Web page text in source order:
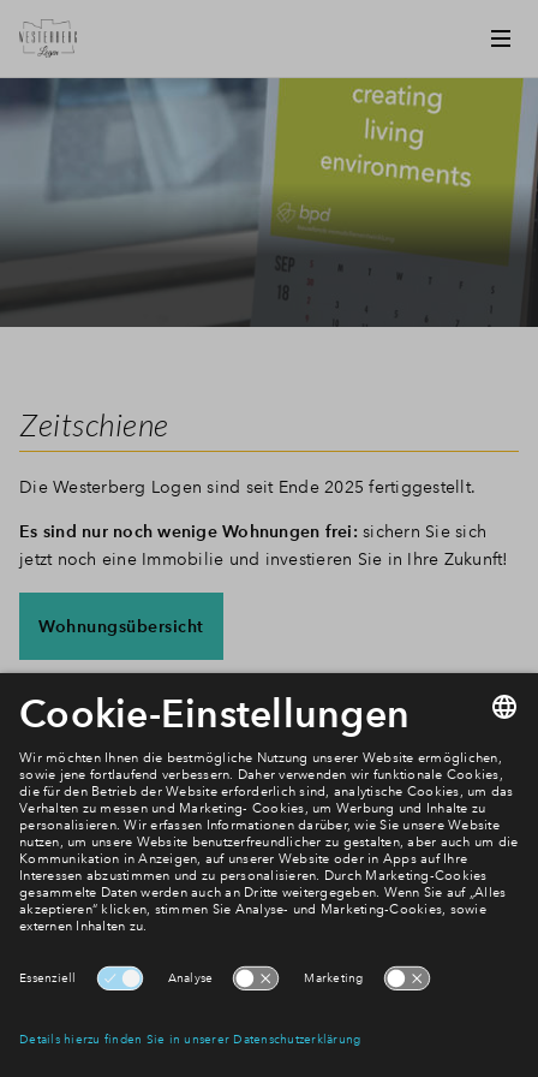
Zeitschiene
Die Westerberg Logen sind seit Ende 2025 fertiggestellt.
Es sind nur noch wenige Wohnungen frei: sichern Sie sich
jetzt noch eine Immobilie und investieren Sie in Ihre Zukunft!
Wohnungsübersicht
Newsletter Anmeldung
Verpassen Sie zu diesem Wohnprojekt keine Neuigkeiten
mehr! Wir halten Sie auf dem Laufenden – mit unserem
regelmäßig erscheinenden Newsletter informieren wir Sie
über den Stand dieses und weiterer Neubauprojekte.
Abonnieren